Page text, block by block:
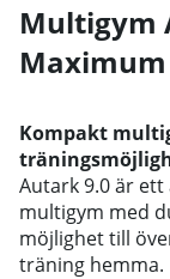
Multigym
Maximum
Kompakt
Autark 9.0 är
multigym med
möjlighet till
träning hemma.